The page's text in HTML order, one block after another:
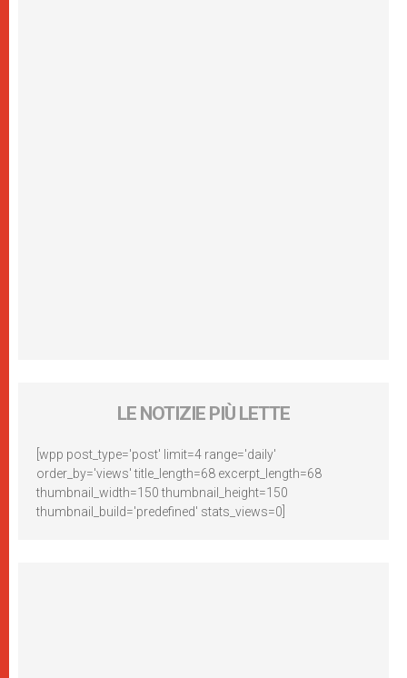
LE NOTIZIE PIÙ LETTE
[wpp post_type='post' limit=4 range='daily'
order_by='views' title_length=68 excerpt_length=68
thumbnail_width=150 thumbnail_height=150
thumbnail_build='predefined' stats_views=0]